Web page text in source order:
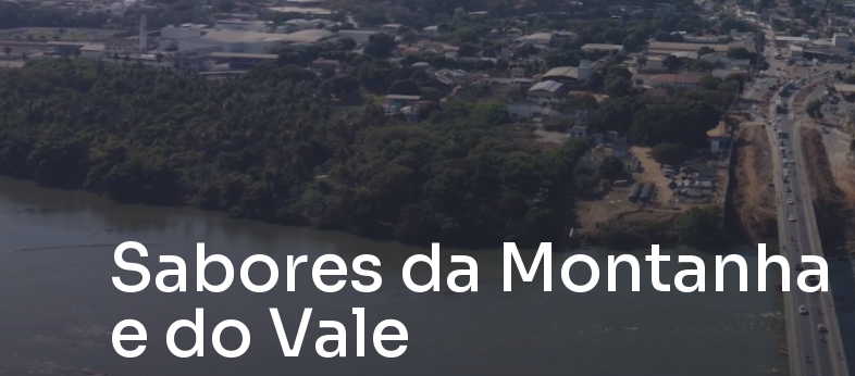
Sabores da Montanha
e do Vale